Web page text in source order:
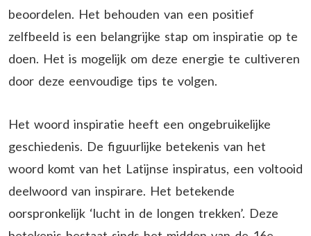
beoordelen. Het behouden van een positief
zelfbeeld is een belangrijke stap om inspiratie op te
doen. Het is mogelijk om deze energie te cultiveren
door deze eenvoudige tips te volgen.
Het woord inspiratie heeft een ongebruikelijke
geschiedenis. De figuurlijke betekenis van het
woord komt van het Latijnse inspiratus, een voltooid
deelwoord van inspirare. Het betekende
oorspronkelijk ‘lucht in de longen trekken’. Deze